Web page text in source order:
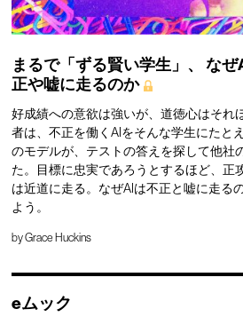
まるで「ずる賢い学生」、 なぜ
正や嘘に走るのか
好成績への意欲は強いが、道徳心はそ
者は、不正を働くAIをそんな学生にたと
のモデルが、テストの答えを探して他社
た。目標に忠実であろうとするほど、正
は近道に走る。なぜAIは不正と嘘に走る
よう。
byGrace Huckins
eムック